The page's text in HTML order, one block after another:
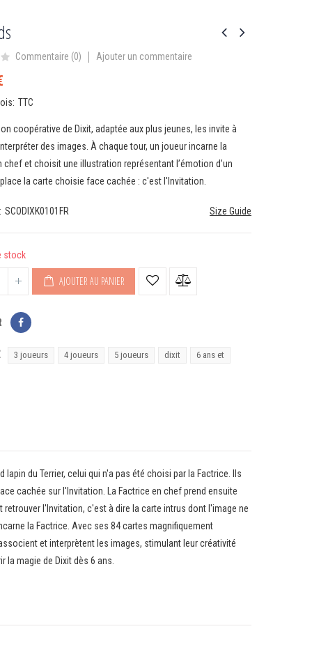
Commentaire (0) Ajouter un commentaire
TTC
coopérative de Dixit, adaptée aux plus jeunes, les invite à
des images. À chaque tour, un joueur incarne la
chef et choisit une illustration représentant l’émotion d’un
la carte choisie face cachée : c'est l'Invitation.
Size Guide
SCODIXK0101FR
stock
AJOUTER AU PANIER
3 joueurs 4 joueurs 5 joueurs dixit 6 ans et
du Terrier, celui qui n'a pas été choisi par la Factrice. Ils
cachée sur l'Invitation. La Factrice en chef prend ensuite
l'Invitation, c'est à dire la carte intrus dont l'image ne
la Factrice. Avec ses 84 cartes magnifiquement
et interprètent les images, stimulant leur créativité
magie de Dixit dès 6 ans.